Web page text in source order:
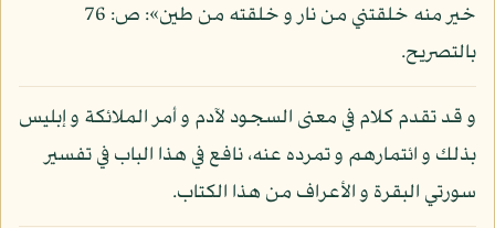
خير منه خلقتني من نار و خلقته من طين»: ص: 76
بالتصريح.
و قد تقدم كلام في معنى السجود لآدم و أمر الملائكة و إبليس
بذلك و ائتمارهم و تمرده عنه، نافع في هذا الباب في تفسير
سورتي البقرة و الأعراف من هذا الكتاب.